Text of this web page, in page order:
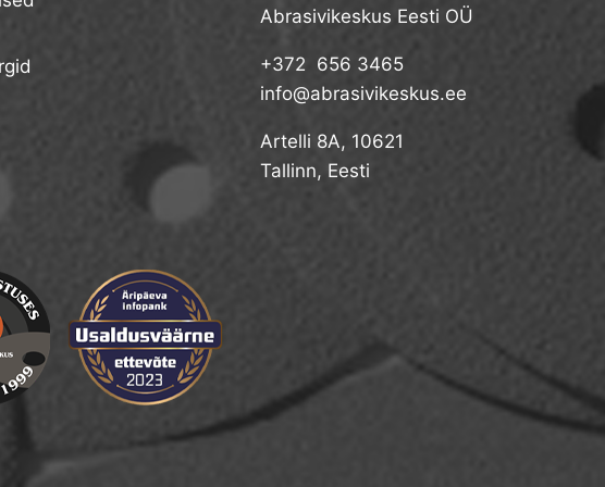
Abrasivikeskus Eesti OÜ
+372 656 3465
info@abrasivikeskus.ee
Artelli 8A, 10621
Tallinn, Eesti